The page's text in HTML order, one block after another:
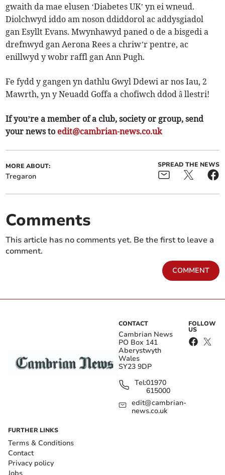
gwaith da mae elusen ‘Diabetes UK’ yn ei wneud.
Diolchwyd iddo am noson ddiddorol ac addysgiadol
gan Esyllt Evans. Mwynhawyd paned o de a bisgedi a
drefnwyd gan Aerona Rees a chriw’r pentre, ac
enillwyd y wobr raffl gan Ann Pugh.
Fe fydd y gangen yn dathlu Gwyl Ddewi ar nos Iau, 2
Mawrth, yn y Neuadd Goffa a chofiwch ddod â llestri!
If you’re a member of a club, society or group, send
your news to edit@cambrian-news.co.uk
MORE ABOUT:
Tregaron
SPREAD THE NEWS
Comments
This article has no comments yet. Be the first to leave a
comment.
COMMENT
CONTACT
Cambrian News
PO Box 141
Aberystwyth
Wales
SY23 9DP
Tel:01970
615000
edit@cambrian-
news.co.uk
FOLLOW
US
FURTHER LINKS
Terms & Conditions
Contact
Privacy policy